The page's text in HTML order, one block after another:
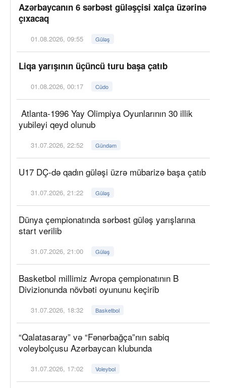
Azərbaycanın 6 sərbəst güləşçisi xalça üzərinə
çıxacaq
01.08.2026, 09:55 Güləş
Liqa yarışının üçüncü turu başa çatıb
01.08.2026, 00:17 Cüdo
Atlanta-1996 Yay Olimpiya Oyunlarının 30 illik
yubileyi qeyd olunub
31.07.2026, 22:52 Gündəm
U17 DÇ-də qadın güləşi üzrə mübarizə başa çatıb
31.07.2026, 21:22 Güləş
Dünya çempionatında sərbəst güləş yarışlarına
start verilib
31.07.2026, 21:00 Güləş
Basketbol millimiz Avropa çempionatının B
Divizionunda növbəti oyununu keçirib
31.07.2026, 18:32 Basketbol
“Qalatasaray” və “Fənərbağça”nın sabiq
voleybolçusu Azərbaycan klubunda
31.07.2026, 17:02 Voleybol